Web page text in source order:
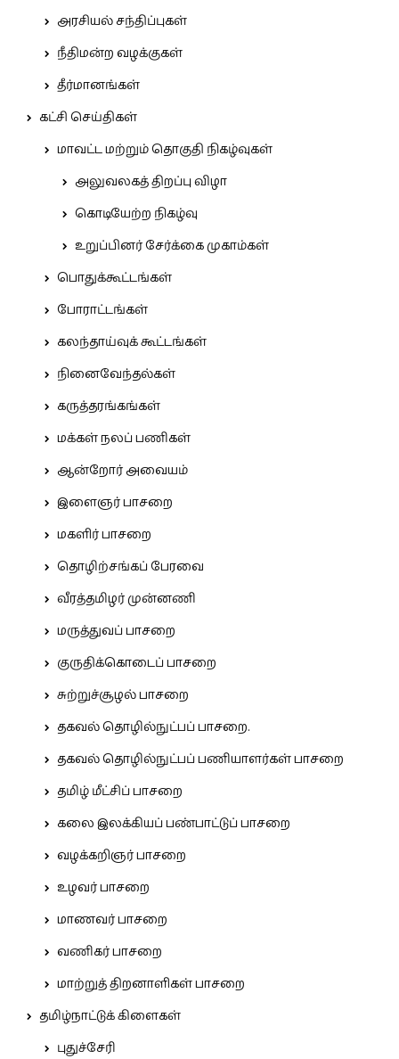
அரசியல் சந்திப்புகள்
நீதிமன்ற வழக்குகள்
தீர்மானங்கள்
கட்சி செய்திகள்
மாவட்ட மற்றும் தொகுதி நிகழ்வுகள்
அலுவலகத் திறப்பு விழா
கொடியேற்ற நிகழ்வு
உறுப்பினர் சேர்க்கை முகாம்கள்
பொதுக்கூட்டங்கள்
போராட்டங்கள்
கலந்தாய்வுக் கூட்டங்கள்
நினைவேந்தல்கள்
கருத்தரங்கங்கள்
மக்கள் நலப் பணிகள்
ஆன்றோர் அவையம்
இளைஞர் பாசறை
மகளிர் பாசறை
தொழிற்சங்கப் பேரவை
வீரத்தமிழர் முன்னணி
மருத்துவப் பாசறை
குருதிக்கொடைப் பாசறை
சுற்றுச்சூழல் பாசறை
தகவல் தொழில்நுட்பப் பாசறை.
தகவல் தொழில்நுட்பப் பணியாளர்கள் பாசறை
தமிழ் மீட்சிப் பாசறை
கலை இலக்கியப் பண்பாட்டுப் பாசறை
வழக்கறிஞர் பாசறை
உழவர் பாசறை
மாணவர் பாசறை
வணிகர் பாசறை
மாற்றுத் திறனாளிகள் பாசறை
தமிழ்நாட்டுக் கிளைகள்
புதுச்சேரி